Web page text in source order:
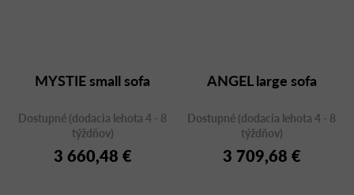
MYSTIE small sofa
Dostupné (dodacia lehota 4 - 8
týždňov)
3 660,48 €
ANGEL large sofa
Dostupné (dodacia lehota 4 - 8
týždňov)
3 709,68 €